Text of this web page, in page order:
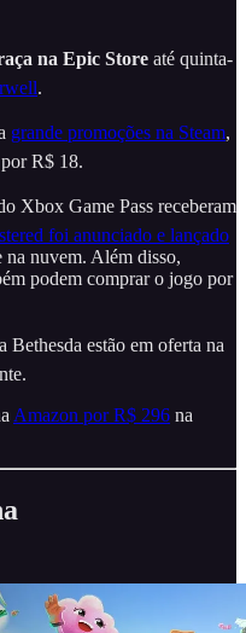
na Epic Store até quinta-
.
grande promoções na Steam,
R$ 18.
Xbox Game Pass receberam
foi anunciado e lançado
nuvem. Além disso,
podem comprar o jogo por
estão em oferta na
Amazon por R$ 296 na